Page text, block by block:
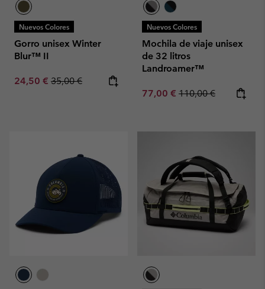
Nuevos Colores
Gorro unisex Winter
Blur™ II
Sale price:
24,50 € Regular price:
35,00 €
Nuevos Colores
Mochila de viaje unisex
de 32 litros
Landroamer™
Sale price:
77,00 € Regular price:
110,00 €